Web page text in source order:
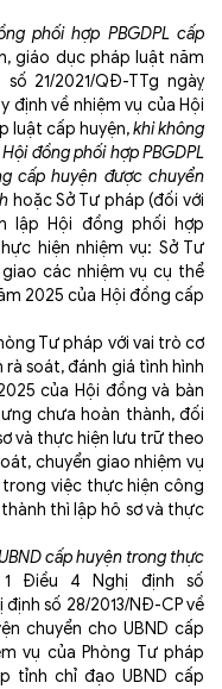
phối hợp PBGDPL cấp
giáo dục pháp luật năm
21/2021/QĐ-TTg ngàỵ
định về nhiệm vụ của Hội
luật cấp huyện,khi không
đồng phối hợp PBGDPL
cấp huyện được chuyển
hoặc Sở Tư pháp (đối với
lập Hội đồng phối hợp
hiện nhiệm vụ: Sở Tư
các nhiệm vụ cụ thể
2025 của Hội đồng cấp
Tư pháp với vai trò cơ
soát, đánh giá tình hình
của Hội đồng và bàn
chưa hoàn thành, đối
và thực hiện lưu trữ theo
chuyển giao nhiệm vụ
trong việc thực hiện công
thì lập hô sơ và thực
cấp huyện trong thực
Điều 4 Nghị định số
số 28/2013/NĐ-CP về
chuyển cho UBND cấp
vụ của Phòng Tư pháp
tỉnh chỉ đạo UBND cấp